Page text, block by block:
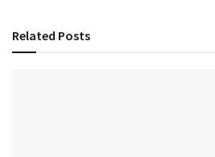
Related Posts